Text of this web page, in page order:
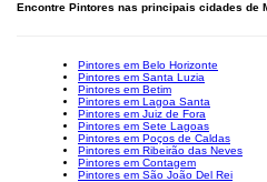
Encontre Pintores nas principais cidades de
Pintores em Belo Horizonte
Pintores em Santa Luzia
Pintores em Betim
Pintores em Lagoa Santa
Pintores em Juiz de Fora
Pintores em Sete Lagoas
Pintores em Poços de Caldas
Pintores em Ribeirão das Neves
Pintores em Contagem
Pintores em São João Del Rei